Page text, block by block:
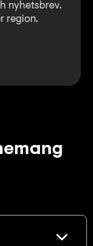
nyhetsbrev.
region.